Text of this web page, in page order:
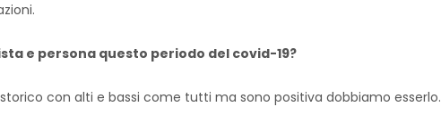
e persona questo periodo del covid-19?
con alti e bassi come tutti ma sono positiva dobbiamo esserlo.